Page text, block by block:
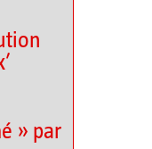
» par